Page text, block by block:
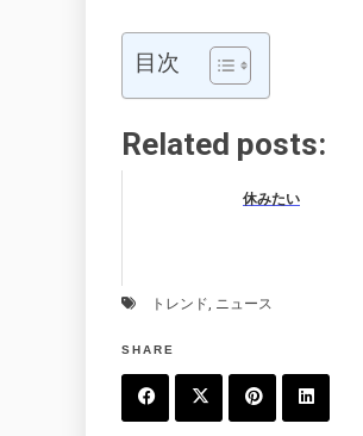
目次
Related posts:
休みたい
トレンド, ニュース
SHARE